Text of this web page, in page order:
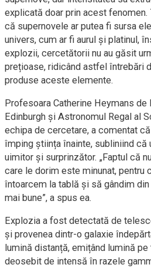
explicată doar prin acest fenomen.
că supernovele ar putea fi sursa
univers, cum ar fi aurul și platinul,
explozii, cercetătorii nu au găsit
prețioase, ridicând astfel întrebări
produse aceste elemente.
Profesoara Catherine Heymans de
Edinburgh și Astronomul Regal al
echipa de cercetare, a comentat
împing știința înainte, subliniind că
uimitor și surprinzător. „Faptul că
care le dorim este minunat, pentru
întoarcem la tablă și să gândim
mai bune”, a spus ea.
Explozia a fost detectată de
și provenea dintr-o galaxie
lumină distanță, emițând lumină
deosebit de intensă în razele